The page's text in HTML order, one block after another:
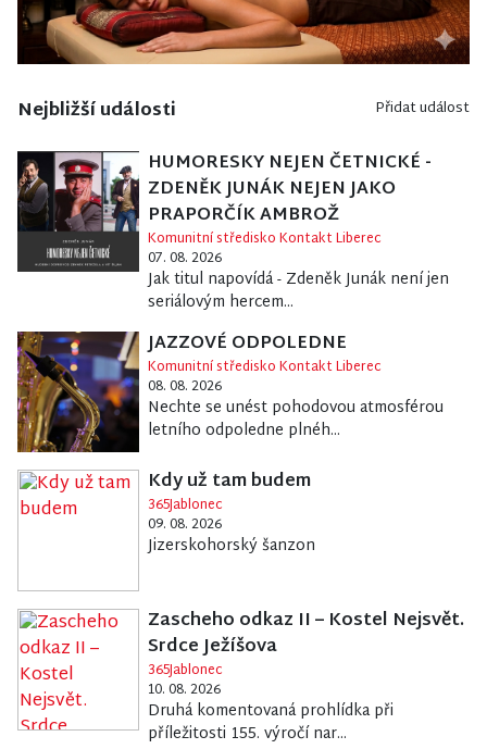
Nejbližší události Přidat událost
HUMORESKY NEJEN ČETNICKÉ -
ZDENĚK JUNÁK NEJEN JAKO
PRAPORČÍK AMBROŽ
Komunitní středisko Kontakt Liberec
07. 08. 2026
Jak titul napovídá - Zdeněk Junák není jen
seriálovým hercem...
JAZZOVÉ ODPOLEDNE
Komunitní středisko Kontakt Liberec
08. 08. 2026
Nechte se unést pohodovou atmosférou
letního odpoledne plnéh...
Kdy už tam budem
365Jablonec
09. 08. 2026
Jizerskohorský šanzon
Zascheho odkaz II – Kostel Nejsvět.
Srdce Ježíšova
365Jablonec
10. 08. 2026
Druhá komentovaná prohlídka při
příležitosti 155. výročí nar...